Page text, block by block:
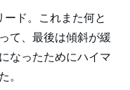
ド。これまた何と
て、最後は傾斜が緩
なったためにハイマ
。